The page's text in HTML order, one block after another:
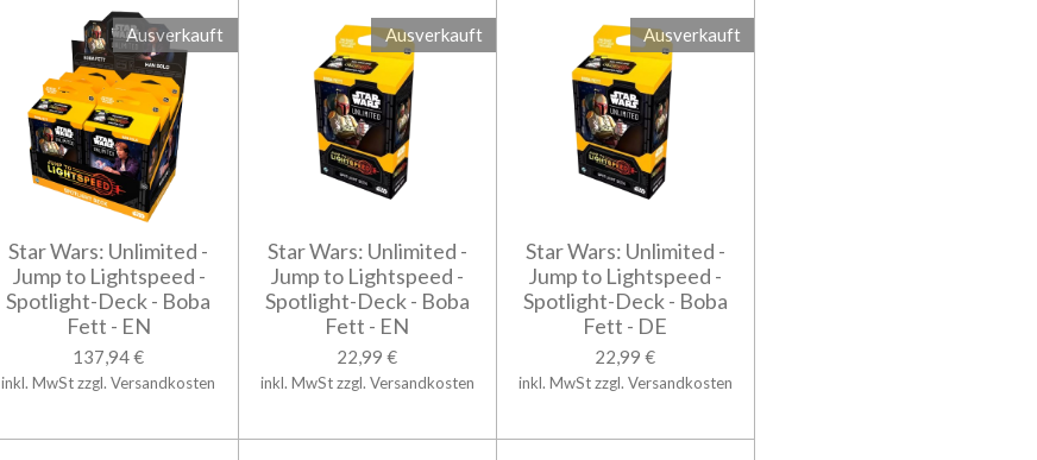
Ausverkauft
Star Wars: Unlimited -
Jump to Lightspeed -
Spotlight-Deck - Boba
Fett - EN
137,94 €
inkl. MwSt zzgl. Versandkosten
Ausverkauft
Star Wars: Unlimited -
Jump to Lightspeed -
Spotlight-Deck - Boba
Fett - EN
22,99 €
inkl. MwSt zzgl. Versandkosten
Ausverkauft
Star Wars: Unlimited -
Jump to Lightspeed -
Spotlight-Deck - Boba
Fett - DE
22,99 €
inkl. MwSt zzgl. Versandkosten